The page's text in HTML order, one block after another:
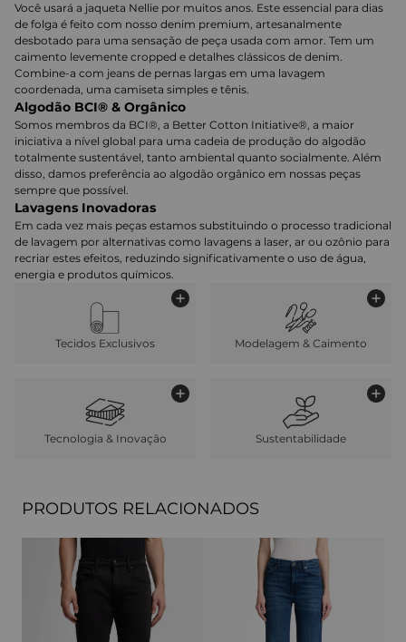
Você usará a jaqueta Nellie por muitos anos. Este essencial para dias
de folga é feito com nosso denim premium, artesanalmente
desbotado para uma sensação de peça usada com amor. Tem um
caimento levemente cropped e detalhes clássicos de denim.
Combine-a com jeans de pernas largas em uma lavagem
coordenada, uma camiseta simples e tênis.
Algodão BCI® & Orgânico
Somos membros da BCI®, a Better Cotton Initiative®, a maior
iniciativa a nível global para uma cadeia de produção do algodão
totalmente sustentável, tanto ambiental quanto socialmente. Além
disso, damos preferência ao algodão orgânico em nossas peças
sempre que possível.
Lavagens Inovadoras
Em cada vez mais peças estamos substituindo o processo tradicional
de lavagem por alternativas como lavagens a laser, ar ou ozônio para
recriar estes efeitos, reduzindo significativamente o uso de água,
energia e produtos químicos.
Tecidos Exclusivos Modelagem & Caimento
Tecnologia & Inovação Sustentabilidade
PRODUTOS RELACIONADOS